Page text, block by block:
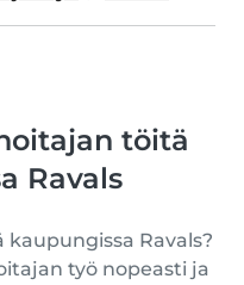
töitä
Ravals
Ravals?
työ nopeasti ja